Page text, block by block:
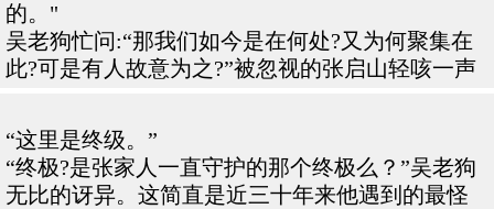
的。"
吴老狗忙问:“那我们如今是在何处?又为何聚集在
此?可是有人故意为之?”被忽视的张启山轻咳一声
“这里是终级。”
“终极?是张家人一直守护的那个终极么？”吴老狗
无比的讶异。这简直是近三十年来他遇到的最怪